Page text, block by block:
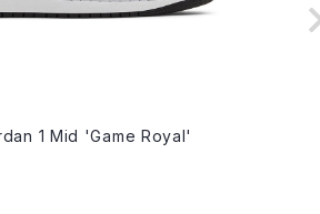
1 Mid 'Game Royal'